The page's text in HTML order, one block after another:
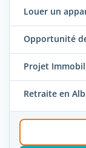
Louer un
Opportunité
Projet
Retraite en